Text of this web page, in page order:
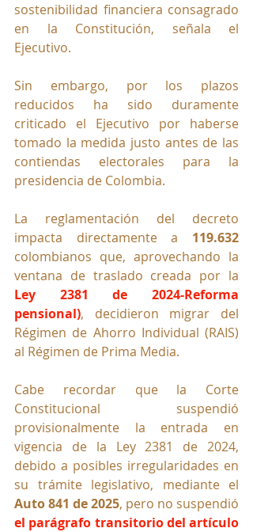
sostenibilidad financiera consagrado
en la Constitución, señala el
Ejecutivo.
Sin embargo, por los plazos
reducidos ha sido duramente
criticado el Ejecutivo por haberse
tomado la medida justo antes de las
contiendas electorales para la
presidencia de Colombia.
La reglamentación del decreto
impacta directamente a
colombianos que, aprovechando la
Ley 2381 de 2024-Reforma
pensional), decidieron migrar del
Régimen de Ahorro Individual (RAIS)
al Régimen de Prima Media.
Cabe recordar que la Corte
Constitucional suspendió
provisionalmente la entrada en
vigencia de la Ley 2381 de 2024,
debido a posibles irregularidades en
Auto 841 de 2025
el parágrafo transitorio del artículo